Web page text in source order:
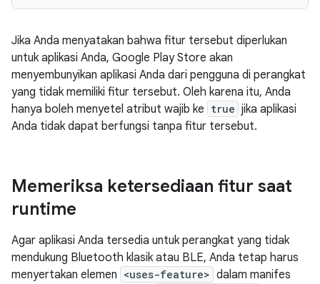
Jika Anda menyatakan bahwa fitur tersebut diperlukan
untuk aplikasi Anda, Google Play Store akan
menyembunyikan aplikasi Anda dari pengguna di perangkat
yang tidak memiliki fitur tersebut. Oleh karena itu, Anda
hanya boleh menyetel atribut wajib ke true jika aplikasi
Anda tidak dapat berfungsi tanpa fitur tersebut.
Memeriksa ketersediaan fitur saat
runtime
Agar aplikasi Anda tersedia untuk perangkat yang tidak
mendukung Bluetooth klasik atau BLE, Anda tetap harus
menyertakan elemen <uses-feature> dalam manifes